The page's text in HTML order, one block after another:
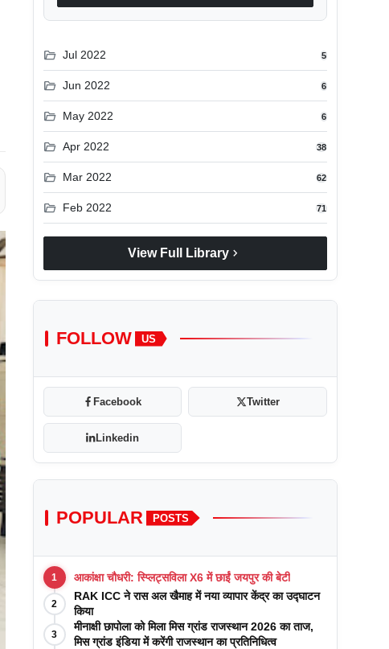
folder_open Jul 2022 5
folder_open Jun 2022 6
folder_open May 2022 6
folder_open Apr 2022 38
folder_open Mar 2022 62
folder_open Feb 2022 71
View Full Library chevron_right
FOLLOW US
Facebook Twitter
Linkedin
POPULAR POSTS
1 आकांक्षा चौधरी: स्प्लिट्सविला X6 में छाईं जयपुर की बेटी
2
RAK ICC ने रास अल खैमाह में नया व्यापार केंद्र का उद्घाटन
किया
3
मीनाक्षी छापोला को मिला मिस ग्रांड राजस्थान 2026 का ताज,
मिस ग्रांड इंडिया में करेंगी राजस्थान का प्रतिनिधित्व